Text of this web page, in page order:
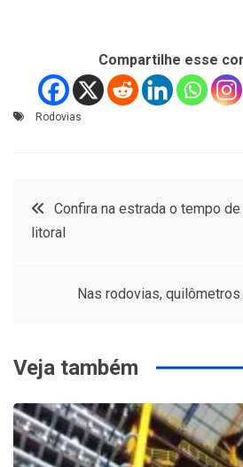
Compartilhe esse
Rodovias
Navegação
Confira na estrada o tempo
litoral
Nas rodovias,
Veja também